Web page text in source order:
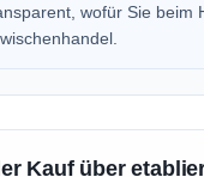
wofür Sie
Kauf über